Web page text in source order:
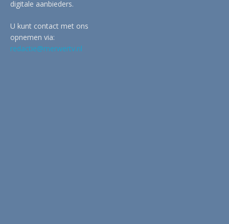
digitale aanbieders.
U kunt contact met ons
opnemen via:
redactie@merwertv.nl